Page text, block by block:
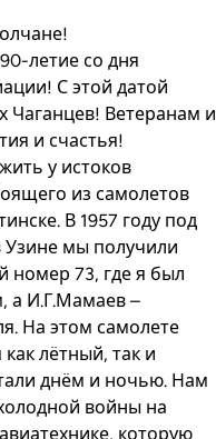
летие со дня
С этой датой
Чаганцев! Ветеранам и
и счастья!
у истоков
из самолетов
В 1957 году под
Узине мы получили
номер 73, где я был
а И.Г.Мамаев –
На этом самолете
лётный, так и
днём и ночью. Нам
войны на
которую